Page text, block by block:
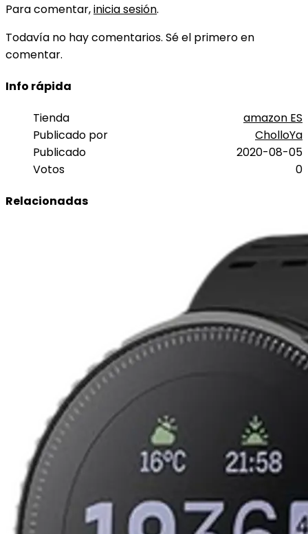
Para comentar,inicia sesión.
Todavía no hay comentarios. Sé el primero en
comentar.
Info rápida
Tienda
amazon ES
Publicado por
CholloYa
Publicado
2020-08-05
Votos
0
Relacionadas